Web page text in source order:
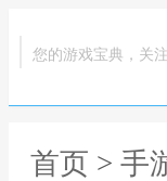
您的游戏宝典，关注
首页 > 手